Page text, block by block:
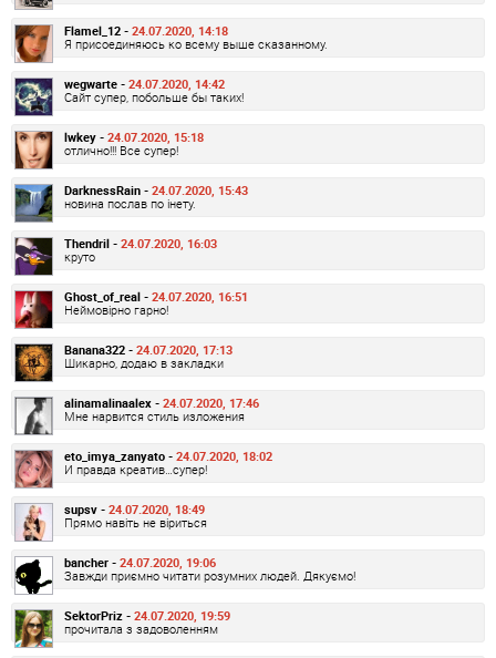
Flamel_12 - 24.07.2020, 14:18
Я присоединяюсь ко всему выше сказанному.
wegwarte - 24.07.2020, 14:42
Сайт супер, побольше бы таких!
lwkey - 24.07.2020, 15:18
отлично!!! Все супер!
DarknessRain - 24.07.2020, 15:43
новина послав по інету.
Thendril - 24.07.2020, 16:03
круто
Ghost_of_real - 24.07.2020, 16:51
Неймовірно гарно!
Banana322 - 24.07.2020, 17:13
Шикарно, додаю в закладки
alinamalinaalex - 24.07.2020, 17:46
Мне нарвится стиль изложения
eto_imya_zanyato - 24.07.2020, 18:02
И правда креатив…супер!
supsv - 24.07.2020, 18:49
Прямо навіть не віриться
bancher - 24.07.2020, 19:06
Завжди приємно читати розумних людей. Дякуємо!
SektorPriz - 24.07.2020, 19:59
прочитала з задоволенням